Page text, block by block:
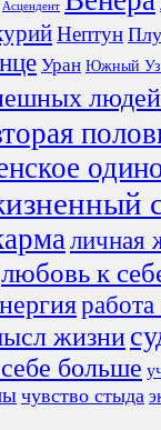
Асцендент
Нептун
Уран Южный
людей
личная
любовь к
работа
жизни
больше
чувство стыда